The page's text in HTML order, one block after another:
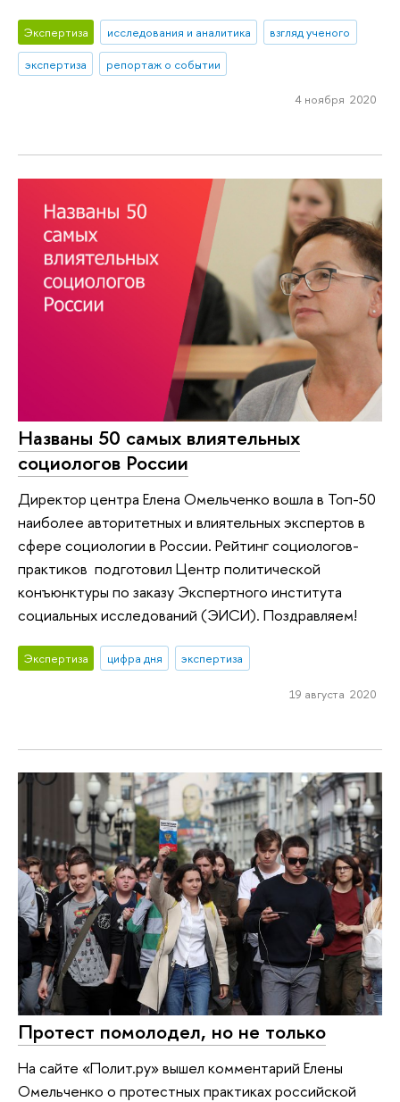
Экспертиза исследования и аналитика
взгляд ученого
экспертиза
репортаж о событии
4 ноября 2020
Названы 50 самых влиятельных
социологов России
Директор центра Елена Омельченко вошла в Топ-50
наиболее авторитетных и влиятельных экспертов в
сфере социологии в России. Рейтинг социологов-
практиков подготовил Центр политической
конъюнктуры по заказу Экспертного института
социальных исследований (ЭИСИ). Поздравляем!
Экспертиза цифра дня экспертиза
19 августа 2020
Протест помолодел, но не только
На сайте «Полит.ру» вышел комментарий Елены
Омельченко о протестных практиках российской